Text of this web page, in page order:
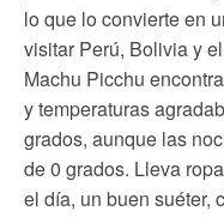
lo que lo convierte en
visitar Perú, Bolivia y
Machu Picchu
y temperaturas
grados, aunque las
de 0 grados. Lleva
el día, un buen suéter,